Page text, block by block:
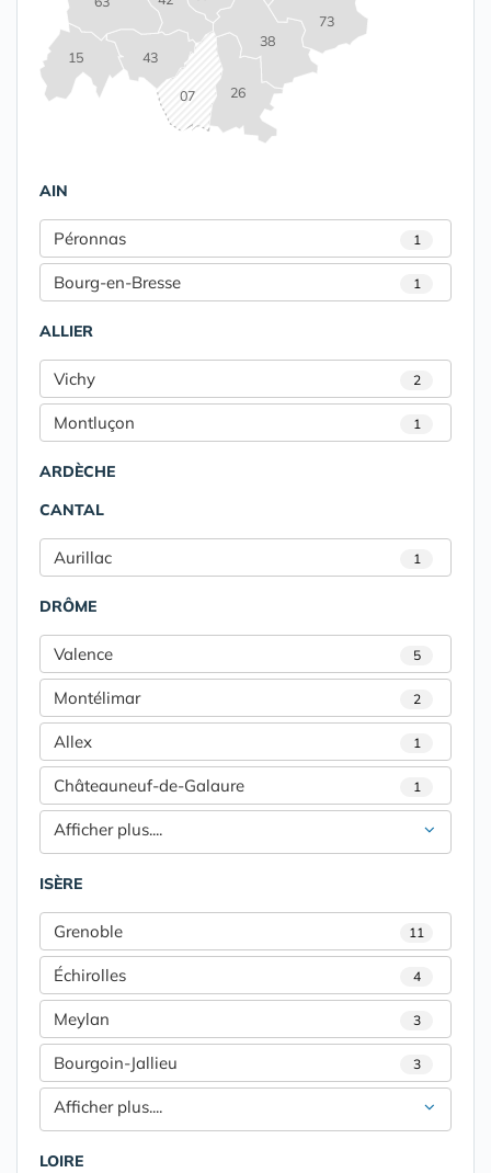
07
15
26
38
43
73
AIN
Péronnas 1
Bourg-en-Bresse 1
ALLIER
Vichy 2
Montluçon 1
ARDÈCHE
CANTAL
Aurillac 1
DRÔME
Valence 5
Montélimar 2
Allex 1
Châteauneuf-de-Galaure 1
Afficher plus....
ISÈRE
Grenoble 11
Échirolles 4
Meylan 3
Bourgoin-Jallieu 3
Afficher plus....
LOIRE